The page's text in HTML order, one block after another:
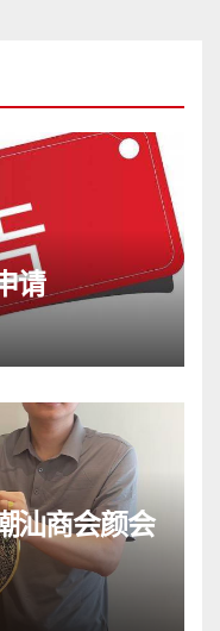
请
汕商会颜会